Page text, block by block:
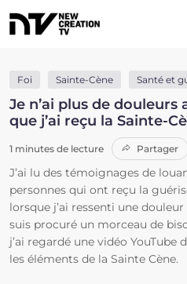
Foi Sainte-Cène Santé et
Je n’ai plus de
que j’ai reçu la Sainte-
1 minutes de lecture Partager
J’ai lu des témoignages de
personnes qui ont reçu la
lorsque j’ai ressenti une
suis procuré un morceau de
j’ai regardé une vidéo YouTube
les éléments de la Sainte Cène.